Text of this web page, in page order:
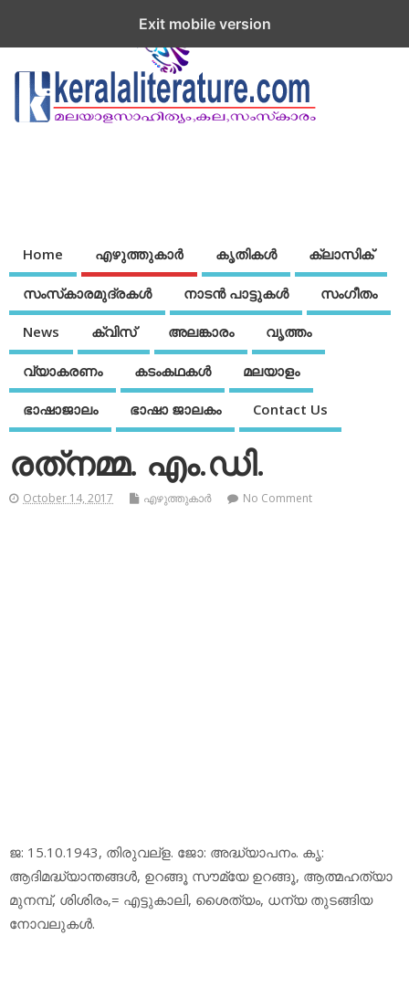
Home എഴുത്തുകാര്‍ കൃതികൾ ക്ലാസിക്
സംസ്‌കാരമുദ്രകള്‍ നാടന്‍ പാട്ടുകള്‍ സംഗീതം
News ക്വിസ് അലങ്കാരം വൃത്തം
വ്യാകരണം കടംകഥകള്‍ മലയാളം
ഭാഷാജാലം ഭാഷാ ജാലകം Contact Us
രത്‌നമ്മ. എം.ഡി.
October 14, 2017 എഴുത്തുകാര്‍ No Comment
ജ: 15.10.1943, തിരുവല്‌ള. ജോ: അദ്ധ്യാപനം. കൃ:
ആദിമദ്ധ്യാന്തങ്ങള്‍, ഉറങ്ങൂ സൗമ്യേ ഉറങ്ങൂ, ആത്മഹത്യാ
മുനമ്പ്, ശിശിരം,= എട്ടുകാലി, ശൈത്യം, ധന്യ തുടങ്ങിയ
നോവലുകള്‍.
Exit mobile version